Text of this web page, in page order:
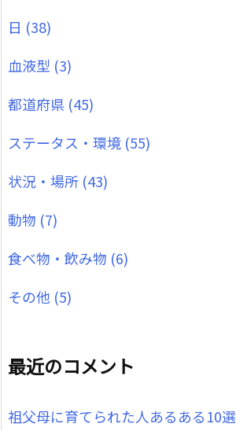
日 (38)
血液型 (3)
都道府県 (45)
ステータス・環境 (55)
状況・場所 (43)
動物 (7)
食べ物・飲み物 (6)
その他 (5)
最近のコメント
祖父母に育てられた人あるある10選